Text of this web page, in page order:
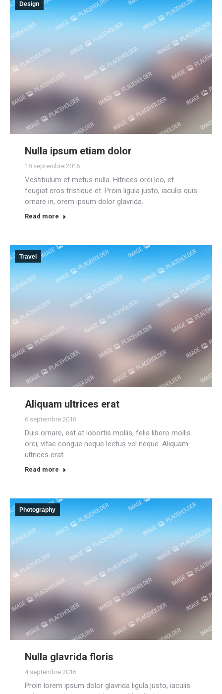
Design
Nulla ipsum etiam dolor
18 septembre 2016
Vestibulum et metus nulla. Hitrices orci leo, et
feugiat eros tristique et. Proin ligula justo, iaculis quis
ornare in, orem ipsum dolor glavrida.
Read more
Travel
Aliquam ultrices erat
6 septembre 2016
Duis ornare, est at lobortis mollis, felis libero mollis
orci, vitae congue neque lectus vel neque. Aliquam
ultrices erat.
Read more
Photography
Nulla glavrida floris
4 septembre 2016
Proin lorem ipsum dolor glavrida ligula justo, iaculis